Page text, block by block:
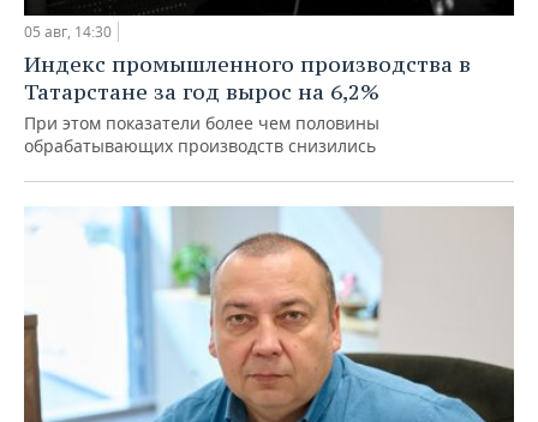
05 авг, 14:30
Индекс промышленного производства в
Татарстане за год вырос на 6,2%
При этом показатели более чем половины
обрабатывающих производств снизились